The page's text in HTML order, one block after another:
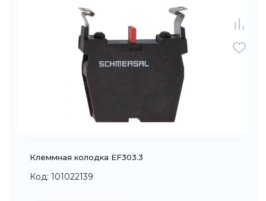
Клеммная колодка EF303.3
Код: 101022139